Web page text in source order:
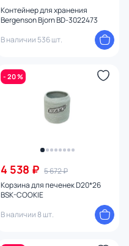
Контейнер для хранения
Bergenson Bjorn BD-3022473
В наличии 536 шт.
- 20 %
4 538 ₽ 5 672 ₽
Корзина для печенек D20*26
BSK-COOKIE
В наличии 8 шт.